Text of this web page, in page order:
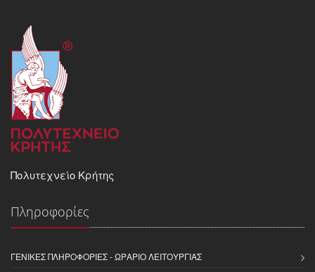
Πολυτεχνείο Κρήτης
Πληροφορίες
ΓΕΝΙΚΈΣ ΠΛΗΡΟΦΟΡΊΕΣ - ΩΡΆΡΙΟ ΛΕΙΤΟΥΡΓΊΑΣ